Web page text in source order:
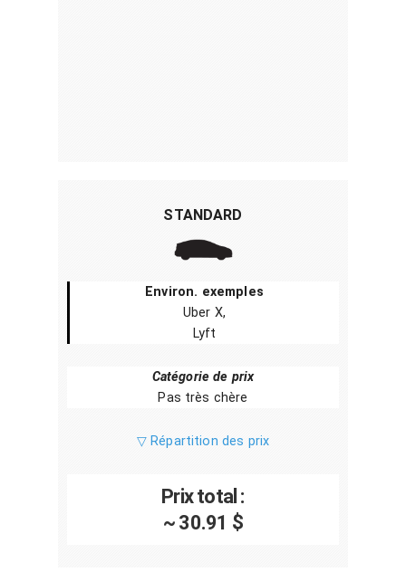
STANDARD
Environ. exemples
Uber X,
Lyft
Catégorie de prix
Pas très chère
▽ Répartition des prix
Prix total :
~ 30.91 $